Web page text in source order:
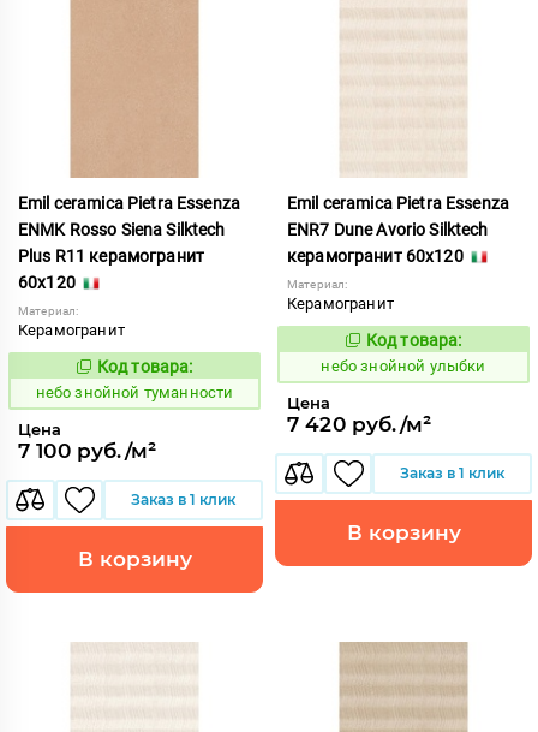
Emil ceramica Pietra Essenza
ENMK Rosso Siena Silktech
Plus R11 керамогранит
60x120
Материал:
Керамогранит
1113484
Код товара:
небо знойной туманности
Цена
7 100 руб./м²
Заказ в 1 клик
В корзину
Emil ceramica Pietra Essenza
ENR7 Dune Avorio Silktech
керамогранит 60x120
Материал:
Керамогранит
1113486
Код товара:
небо знойной улыбки
Цена
7 420 руб./м²
Заказ в 1 клик
В корзину